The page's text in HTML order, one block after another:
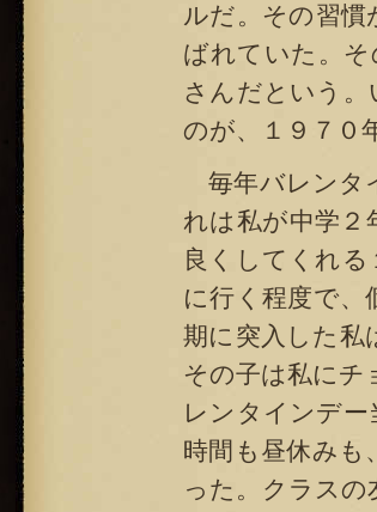
ルだ。その習慣
ばれていた。そ
さんだという。
のが、１９７０
毎年バレンタ
れは私が中学２
良くしてくれ
に行く程度で
期に突入した私
その子は私に
レンタインデ
時間も昼休みも
った。クラスの